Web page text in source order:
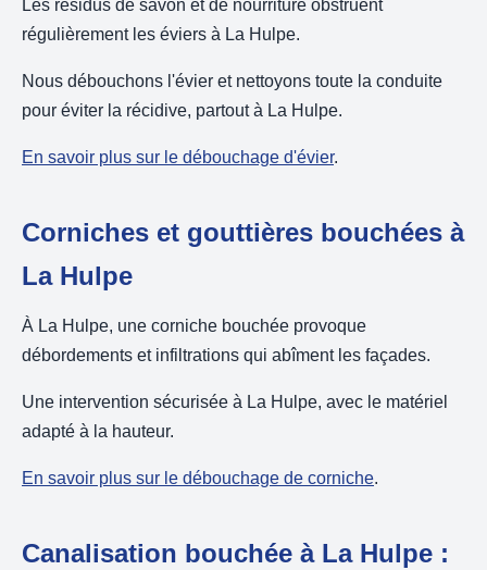
Les résidus de savon et de nourriture obstruent
régulièrement les éviers à La Hulpe.
Nous débouchons l'évier et nettoyons toute la conduite
pour éviter la récidive, partout à La Hulpe.
En savoir plus sur le débouchage d'évier.
Corniches et gouttières bouchées à
La Hulpe
À La Hulpe, une corniche bouchée provoque
débordements et infiltrations qui abîment les façades.
Une intervention sécurisée à La Hulpe, avec le matériel
adapté à la hauteur.
En savoir plus sur le débouchage de corniche.
Canalisation bouchée à La Hulpe :